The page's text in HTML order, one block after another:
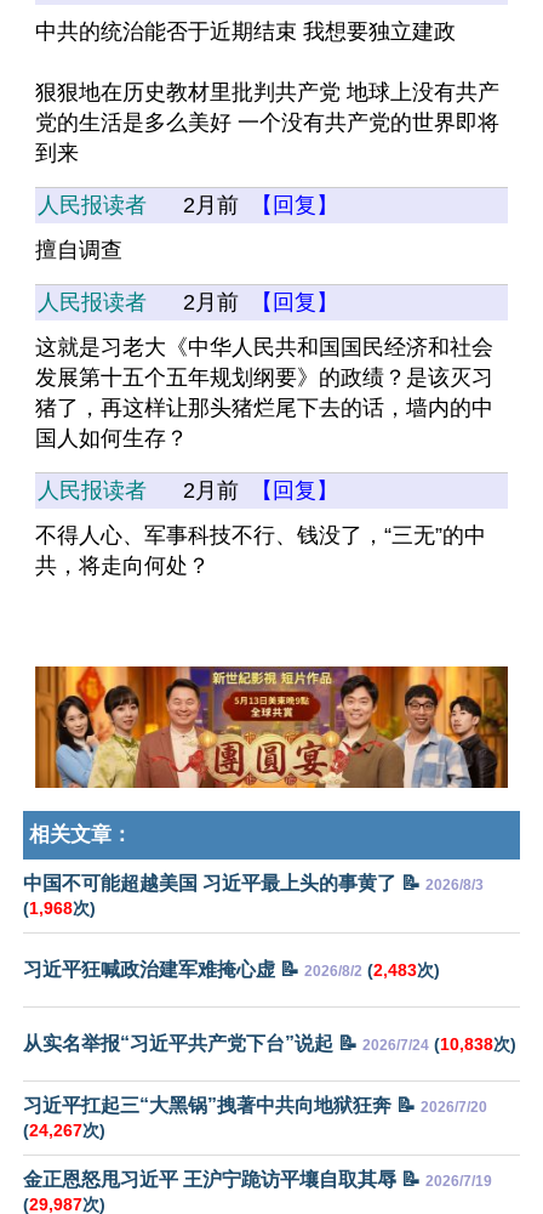
中共的统治能否于近期结束 我想要独立建政
狠狠地在历史教材里批判共产党 地球上没有共产
党的生活是多么美好 一个没有共产党的世界即将
到来
人民报读者 2月前
【回复】
擅自调查
人民报读者 2月前
【回复】
这就是习老大《中华人民共和国国民经济和社会
发展第十五个五年规划纲要》的政绩？是该灭习
猪了，再这样让那头猪烂尾下去的话，墙内的中
国人如何生存？
人民报读者 2月前
【回复】
不得人心、军事科技不行、钱没了，“三无”的中
共，将走向何处？
相关文章：
中国不可能超越美国 习近平最上头的事黄了 📝 2026/8/3
(1,968次)
习近平狂喊政治建军难掩心虚 📝 2026/8/2 (2,483次)
从实名举报“习近平共产党下台”说起 📝 2026/7/24 (10,838次)
习近平扛起三“大黑锅”拽著中共向地狱狂奔 📝 2026/7/20
(24,267次)
金正恩怒甩习近平 王沪宁跪访平壤自取其辱 📝 2026/7/19
(29,987次)